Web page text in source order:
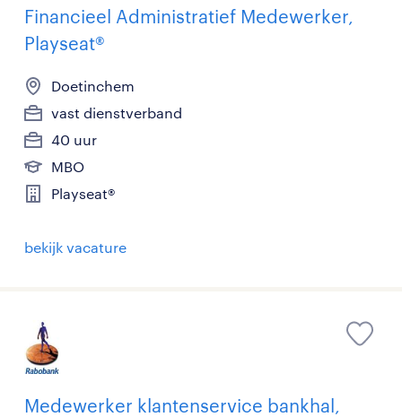
Financieel Administratief Medewerker,
Playseat®
Doetinchem
vast dienstverband
40 uur
MBO
Playseat®
bekijk vacature
Medewerker klantenservice bankhal,